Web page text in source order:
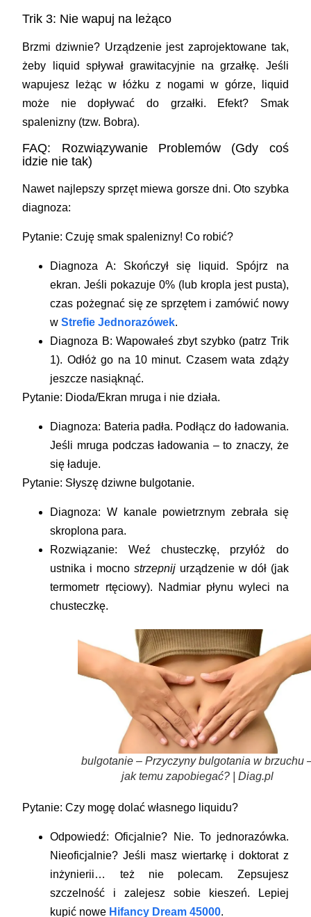
Trik 3: Nie wapuj na leżąco
Brzmi dziwnie? Urządzenie jest zaprojektowane tak,
żeby liquid spływał grawitacyjnie na grzałkę. Jeśli
wapujesz leżąc w łóżku z nogami w górze, liquid
może nie dopływać do grzałki. Efekt? Smak
spalenizny (tzw. Bobra).
FAQ: Rozwiązywanie Problemów (Gdy coś
idzie nie tak)
Nawet najlepszy sprzęt miewa gorsze dni. Oto szybka
diagnoza:
Pytanie: Czuję smak spalenizny! Co robić?
Diagnoza A: Skończył się liquid. Spójrz na
ekran. Jeśli pokazuje 0% (lub kropla jest pusta),
czas pożegnać się ze sprzętem i zamówić nowy
wStrefie Jednorazówek.
Diagnoza B: Wapowałeś zbyt szybko (patrz Trik
1). Odłóż go na 10 minut. Czasem wata zdąży
jeszcze nasiąknąć.
Pytanie: Dioda/Ekran mruga i nie działa.
Diagnoza: Bateria padła. Podłącz do ładowania.
Jeśli mruga podczas ładowania – to znaczy, że
się ładuje.
Pytanie: Słyszę dziwne bulgotanie.
Diagnoza: W kanale powietrznym zebrała się
skroplona para.
Rozwiązanie: Weź chusteczkę, przyłóż do
ustnika i mocnostrzepnij urządzenie w dół (jak
termometr rtęciowy). Nadmiar płynu wyleci na
chusteczkę.
bulgotanie – Przyczyny bulgotania w brzuchu
jak temu zapobiegać? | Diag.pl
Pytanie: Czy mogę dolać własnego liquidu?
Odpowiedź: Oficjalnie? Nie. To jednorazówka.
Nieoficjalnie? Jeśli masz wiertarkę i doktorat z
inżynierii… też nie polecam. Zepsujesz
szczelność i zalejesz sobie kieszeń. Lepiej
kupić nowe Hifancy Dream 45000.